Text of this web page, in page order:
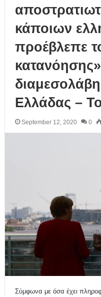
κάποιων
προέβλεπε
Ελλάδας –
September 12, 2020 0
Σύμφωνα με όσα έχει